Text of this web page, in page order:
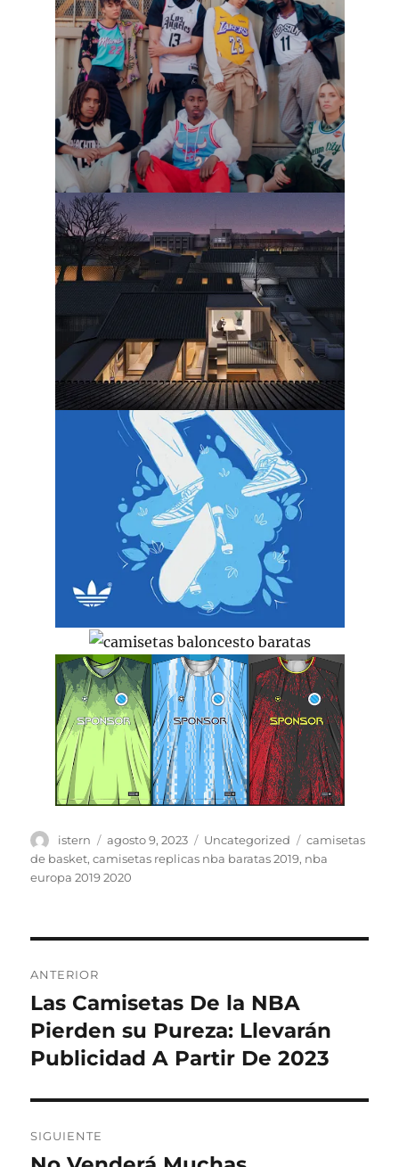
Autor
istern
Publicado
el
agosto 9, 2023 Categorías
Uncategorized Etiquetas
camisetas
de basket,camisetas replicas nba baratas 2019, nba
europa 2019 2020
de
entradas
ANTERIOR
Entrada
anterior:
Las Camisetas De la NBA
Pierden su Pureza: Llevarán
Publicidad A Partir De 2023
SIGUIENTE
Entrada